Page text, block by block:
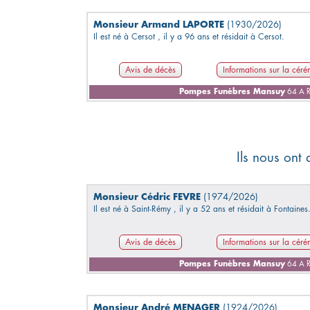
Monsieur Armand LAPORTE (1930/2026)
Il est né à Cersot , il y a 96 ans et résidait à Cersot.
Avis de décès Informations sur la
Pompes Funèbres Mansuy 64 A
Ils nous
Monsieur Cédric FEVRE (1974/2026)
Il est né à Saint-Rémy , il y a 52 ans et résidait à Fontaines.
Avis de décès Informations sur la
Pompes Funèbres Mansuy 64 A
Monsieur André MENAGER (1924/2026)